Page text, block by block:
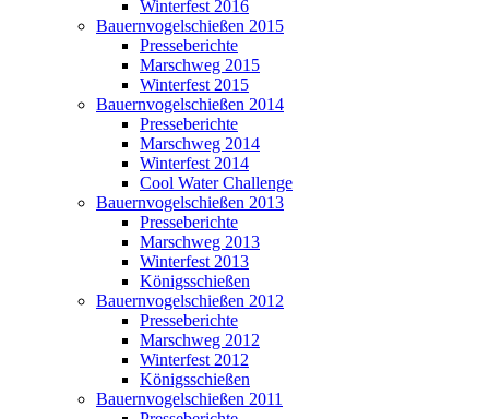
Winterfest 2016
Bauernvogelschießen 2015
Presseberichte
Marschweg 2015
Winterfest 2015
Bauernvogelschießen 2014
Presseberichte
Marschweg 2014
Winterfest 2014
Cool Water Challenge
Bauernvogelschießen 2013
Presseberichte
Marschweg 2013
Winterfest 2013
Königsschießen
Bauernvogelschießen 2012
Presseberichte
Marschweg 2012
Winterfest 2012
Königsschießen
Bauernvogelschießen 2011